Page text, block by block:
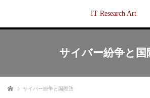
IT Research Art
サイバー紛争と国
ホーム サイバー紛争と国際法